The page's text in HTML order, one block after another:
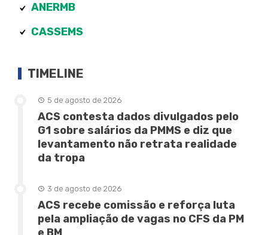
ANERMB
CASSEMS
TIMELINE
5 de agosto de 2026
ACS contesta dados divulgados pelo
G1 sobre salários da PMMS e diz que
levantamento não retrata realidade
da tropa
3 de agosto de 2026
ACS recebe comissão e reforça luta
pela ampliação de vagas no CFS da PM